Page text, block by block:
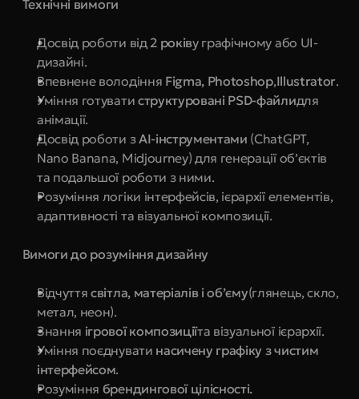
Технічні вимоги
Досвід роботи від 2 роківу графічному або UI-
дизайні.
Впевнене володіння Figma, Photoshop,Illustrator.
Уміння готувати структуровані PSD-файлидля
анімації.
Досвід роботи з AI-інструментами (ChatGPT,
Nano Banana, Midjourney) для генерації обʼєктів
та подальшої роботи з ними.
Розуміння логіки інтерфейсів, ієрархії елементів,
адаптивності та візуальної композиції.
Вимоги до розуміння дизайну
Відчуття світла, матеріалів і об’єму(глянець, скло,
метал, неон).
Знання ігрової композиціїта візуальної ієрархії.
Уміння поєднувати насичену графіку з чистим
інтерфейсом.
Розуміння брендингової цілісності.